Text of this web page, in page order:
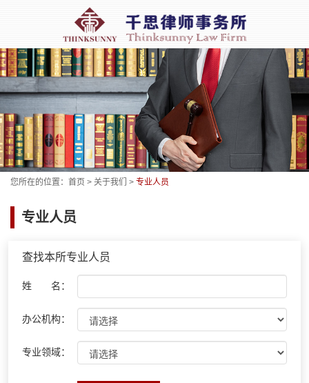
您所在的位置： 首页 > 关于我们 > 专业人员
专业人员
查找本所专业人员
姓 名：
办公机构：
专业领域：